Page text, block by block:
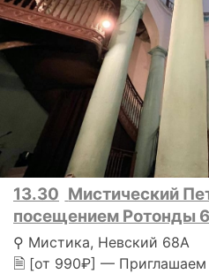
13.30 Мистический
посещением Ротонды
⚲ Мистика, Невский 68А
🗎 [от 990₽] — Приглашаем